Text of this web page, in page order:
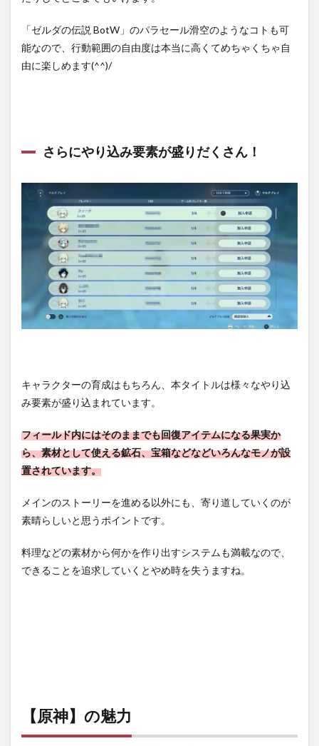
「ゼルダの伝説 BotW」のパラセール滑空のようなコトも可
能なので、行動範囲の自由度は本当に高くてめちゃくちゃ自
由に楽しめます(^^)/
さらにやり込み要素が盛りだくさん！
キャラクターの育成はもちろん、本タイトルは様々なやり込
み要素が盛り込まれています。
フィールド内にはそのままでも回復アイテムになる果実か
ら、素材として使える鉱石、宝箱などなどいろんなモノが設
置されています。
メインのストーリーを進める以外にも、寄り道していくのが
素晴らしいと思うポイントです。
料理などの素材から何かを作り出すシステムも満載なので、
できることを追求していくとやめ時を失うますね。
【原神】の魅力